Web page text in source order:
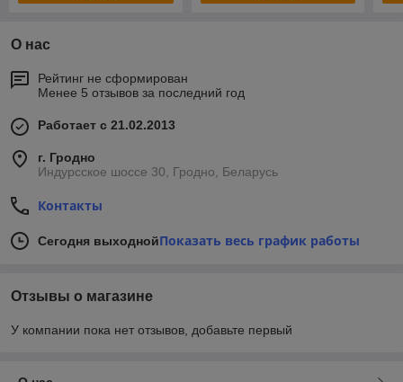
О нас
Рейтинг не сформирован
Менее 5 отзывов за последний год
Работает с 21.02.2013
г. Гродно
Индурсское шоссе 30, Гродно, Беларусь
Контакты
Сегодня выходнойПоказать весь график работы
Отзывы о магазине
У компании пока нет отзывов, добавьте первый